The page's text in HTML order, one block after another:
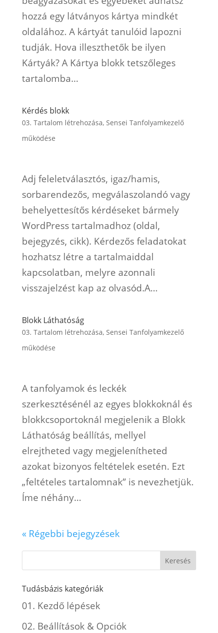
hozzá egy látványos kártya mindkét
oldalához. A kártyát tanulóid lapozni
tudják. Hova illeszthetők be ilyen
Kártyák? A Kártya blokk tetszőleges
tartalomba...
Kérdés blokk
03. Tartalom létrehozása, Sensei Tanfolyamkezelő
működése
Adj feleletválasztós, igaz/hamis,
sorbarendezős, megválaszolandó vagy
behelyettesítős kérdéseket bármely
WordPress tartalmadhoz (oldal,
bejegyzés, cikk). Kérdezős feladatokat
hozhatsz létre a tartalmaiddal
kapcsolatban, melyre azonnali
visszajelzést kap az olvasód.A...
Blokk Láthatóság
03. Tartalom létrehozása, Sensei Tanfolyamkezelő
működése
A tanfolyamok és leckék
szerkesztésénél az egyes blokkoknál és
blokkcsoportoknál megjelenik a Blokk
Láthatóság beállítás, mellyel
elrejtheted vagy megjelenítheted
azokat bizonyos feltételek esetén. Ezt
„feltételes tartalomnak” is nevezhetjük.
Íme néhány...
« Régebbi bejegyzések
Tudásbázis kategóriák
01. Kezdő lépések
02. Beállítások & Opciók